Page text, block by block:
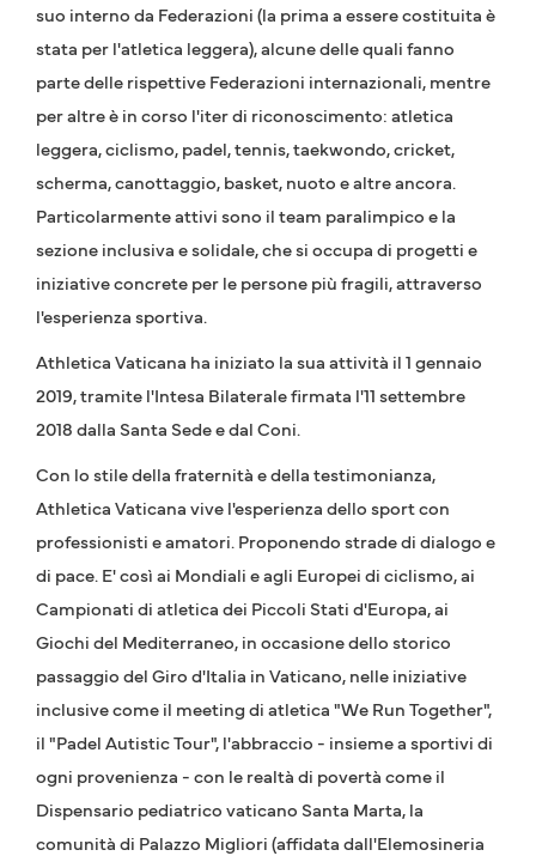
suo interno da Federazioni (la prima a essere costituita è
stata per l'atletica leggera), alcune delle quali fanno
parte delle rispettive Federazioni internazionali, mentre
per altre è in corso l'iter di riconoscimento: atletica
leggera, ciclismo, padel, tennis, taekwondo, cricket,
scherma, canottaggio, basket, nuoto e altre ancora.
Particolarmente attivi sono il team paralimpico e la
sezione inclusiva e solidale, che si occupa di progetti e
iniziative concrete per le persone più fragili, attraverso
l'esperienza sportiva.
Athletica Vaticana ha iniziato la sua attività il 1 gennaio
2019, tramite l'Intesa Bilaterale firmata l'11 settembre
2018 dalla Santa Sede e dal Coni.
Con lo stile della fraternità e della testimonianza,
Athletica Vaticana vive l'esperienza dello sport con
professionisti e amatori. Proponendo strade di dialogo e
di pace. E' così ai Mondiali e agli Europei di ciclismo, ai
Campionati di atletica dei Piccoli Stati d'Europa, ai
Giochi del Mediterraneo, in occasione dello storico
passaggio del Giro d'Italia in Vaticano, nelle iniziative
inclusive come il meeting di atletica "We Run Together",
il "Padel Autistic Tour", l'abbraccio - insieme a sportivi di
ogni provenienza - con le realtà di povertà come il
Dispensario pediatrico vaticano Santa Marta, la
comunità di Palazzo Migliori (affidata dall'Elemosineria